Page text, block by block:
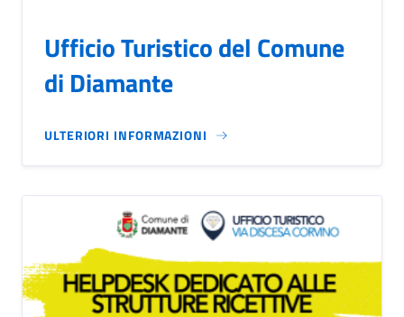
Ufficio Turistico del Comune
di Diamante
ULTERIORI INFORMAZIONI